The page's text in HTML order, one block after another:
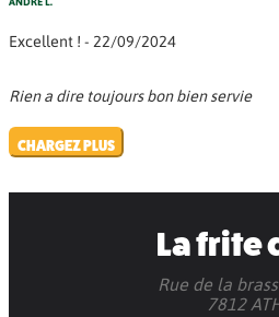
Excellent ! - 22/09/2024
Rien a dire toujours bon bien servie
CHARGEZ PLUS
La frite
Rue de la
7812